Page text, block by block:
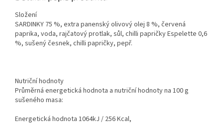
Složení
SARDINKY 75 %, extra panenský olivový olej 8 %, červená
paprika, voda, rajčatový protlak, sůl, chilli papričky Espelette 0,6
%, sušený česnek, chilli papričky, pepř.
Nutriční hodnoty
Průměrná energetická hodnota a nutriční hodnoty na 100 g
sušeného masa:
Energetická hodnota 1064kJ / 256 Kcal,